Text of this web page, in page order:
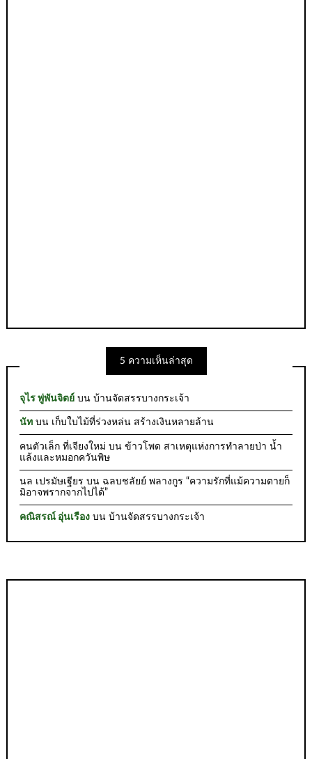
5 ความเห็นล่าสุด
จุไร พู่พันจิตย์ บนบ้านจัดสรรบางกระเจ้า
นัท บน เก็บใบไม้ที่ร่วงหล่น สร้างเงินหลายล้าน
คนตัวเล็ก ที่เจียงใหม่ บนข้าวโพด สาเหตุแห่งการทำลายป่า น้ำ
แล้งและหมอกควันพิษ
นล เปรมัษเฐียร บน ฉลบชลัยย์ พลางกูร “ความรักที่แม้ความตายก็
มิอาจพรากจากไปได้”
คณิสรณ์ อุ่นเรือง บนบ้านจัดสรรบางกระเจ้า